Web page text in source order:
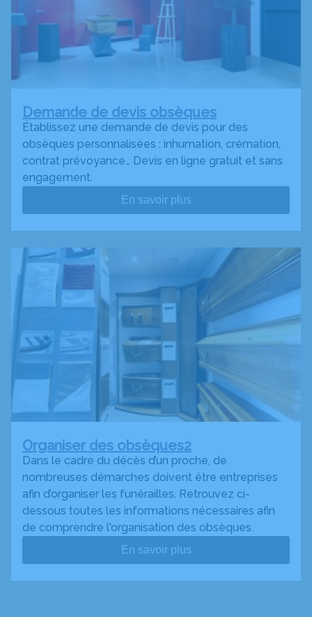
Demande de devis obsèques
Établissez une demande de devis pour des
obsèques personnalisées : inhumation, crémation,
contrat prévoyance… Devis en ligne gratuit et sans
engagement.
En savoir plus
Organiser des obsèques2
Dans le cadre du décès d’un proche, de
nombreuses démarches doivent être entreprises
afin d’organiser les funérailles. Retrouvez ci-
dessous toutes les informations nécessaires afin
de comprendre l'organisation des obsèques.
En savoir plus